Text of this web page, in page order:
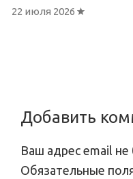
22 июля 2026
Reader
Interactions
Добавить
Ваш адрес email не
Обязательные